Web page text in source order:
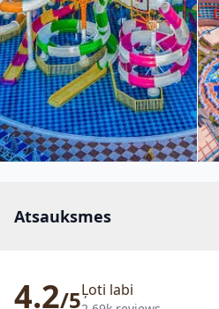
Atsauksmes
4.2/5Ļoti labi